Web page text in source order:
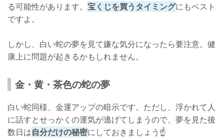
る可能性があります。 宝くじを買うタイミングにもベスト
ですよ。
しかし、白い蛇の夢を見て嫌な気分になったら要注意。健
康上に問題が起きるかもしれません。
金・黄・茶色の蛇の夢
白い蛇同様、金運アップの暗示です。ただし、浮かれて人
に話すとせっかくの運気が逃げてしまうので、夢を見た後
数日は自分だけの秘密にしておきましょう☝